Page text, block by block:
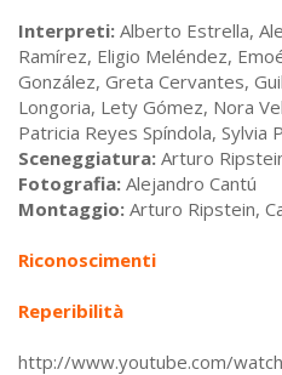
Interpreti: Alberto Estrella,
Ramírez, Eligio Meléndez,
González, Greta Cervantes,
Longoria, Lety Gómez, Nora
Patricia Reyes Spíndola, Sylvia
Sceneggiatura: Arturo
Fotografia: Alejandro Cantú
Montaggio: Arturo Ripstein,
Riconoscimenti
Reperibilità
http://www.youtube.com/